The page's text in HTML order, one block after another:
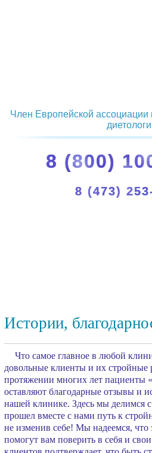
Член Европейской ассоциации
8 (800)
8 (473)
Истории,
Что самое главное в любой
довольные клиенты и их стройные
протяжении многих лет пациенты
оставляют благодарные отзывы и
нашей клинике. Здесь мы делимся
прошел вместе с нами путь к
не изменив себе! Мы надеемся, что
помогут вам поверить в себя и